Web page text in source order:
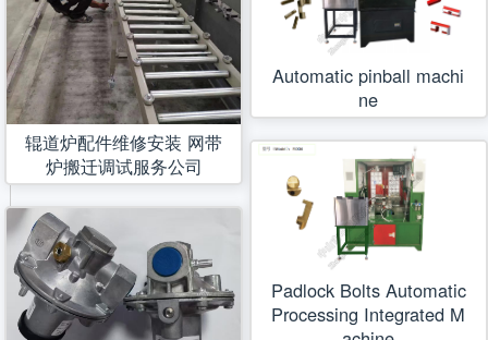
辊道炉配件维修安装 网带
炉搬迁调试服务公司
Automatic pinball machi
ne
Padlock Bolts Automatic
Processing Integrated M